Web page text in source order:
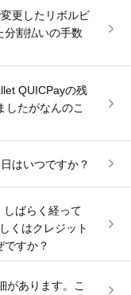
更したリボルビ
分割払いの手数
QUICPayの残
したがなんのこ
はいつですか？
しばらく経って
くはクレジット
ですか？
があります。こ